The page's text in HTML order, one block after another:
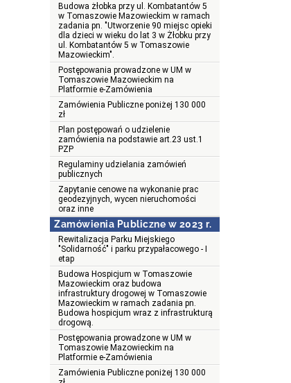
Budowa żłobka przy ul. Kombatantów 5
w Tomaszowie Mazowieckim w ramach
zadania pn. "Utworzenie 90 miejsc opieki
dla dzieci w wieku do lat 3 w Żłobku przy
ul. Kombatantów 5 w Tomaszowie
Mazowieckim".
Postępowania prowadzone w UM w
Tomaszowie Mazowieckim na
Platformie e-Zamówienia
Zamówienia Publiczne poniżej 130 000
zł
Plan postępowań o udzielenie
zamówienia na podstawie art.23 ust.1
PZP
Regulaminy udzielania zamówień
publicznych
Zapytanie cenowe na wykonanie prac
geodezyjnych, wycen nieruchomości
oraz inne
Zamówienia Publiczne w 2023 r.
Rewitalizacja Parku Miejskiego
"Solidarność" i parku przypałacowego - I
etap
Budowa Hospicjum w Tomaszowie
Mazowieckim oraz budowa
infrastruktury drogowej w Tomaszowie
Mazowieckim w ramach zadania pn.
Budowa hospicjum wraz z infrastrukturą
drogową.
Postępowania prowadzone w UM w
Tomaszowie Mazowieckim na
Platformie e-Zamówienia
Zamówienia Publiczne poniżej 130 000